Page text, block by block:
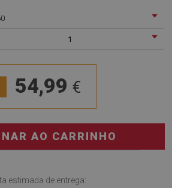
1
54,99 €
AO CARRINHO
estimada de entrega: